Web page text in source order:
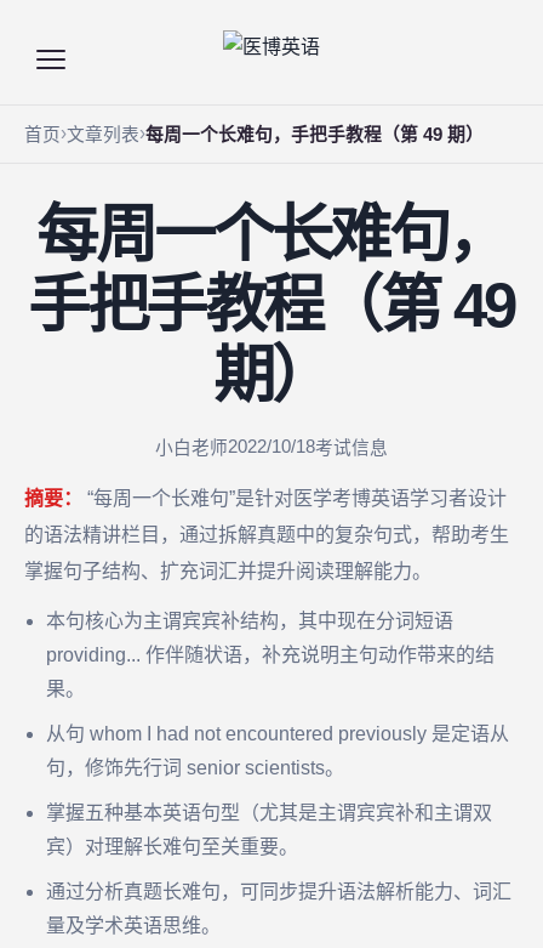
首页 文章列表 每周一个长难句，手把手教程（第 49 期）
每周一个长难句，
手把手教程（第 49
期）
小白老师2022/10/18考试信息
摘要：
“每周一个长难句”是针对医学考博英语学习者设计
的语法精讲栏目，通过拆解真题中的复杂句式，帮助考生
掌握句子结构、扩充词汇并提升阅读理解能力。
本句核心为主谓宾宾补结构，其中现在分词短语
providing... 作伴随状语，补充说明主句动作带来的结
果。
从句 whom I had not encountered previously 是定语从
句，修饰先行词 senior scientists。
掌握五种基本英语句型（尤其是主谓宾宾补和主谓双
宾）对理解长难句至关重要。
通过分析真题长难句，可同步提升语法解析能力、词汇
量及学术英语思维。